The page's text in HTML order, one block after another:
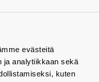
evästeitä
ja analytiikkaan sekä
kuten